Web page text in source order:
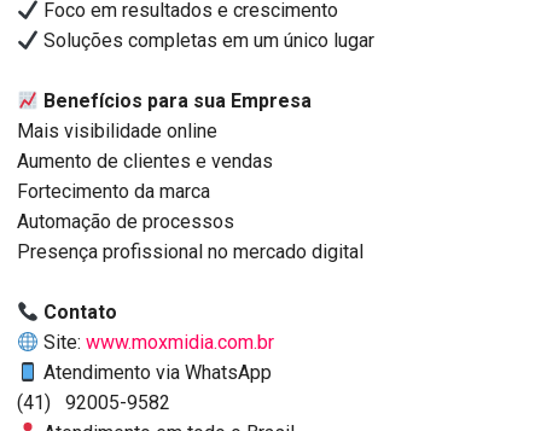
Foco em resultados e crescimento
Soluções completas em um único lugar
Benefícios para sua Empresa
Mais visibilidade online
Aumento de clientes e vendas
Fortecimento da marca
Automação de processos
Presença profissional no mercado digital
Contato
Site:www.moxmidia.com.br
Atendimento via WhatsApp
(41) 92005-9582